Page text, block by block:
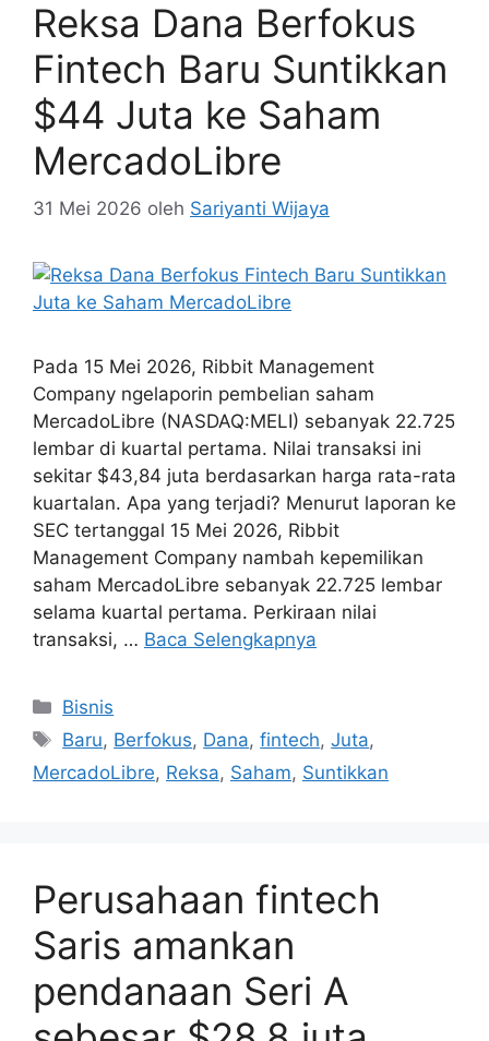
Reksa Dana Berfokus
Fintech Baru Suntikkan
$44 Juta ke Saham
MercadoLibre
31 Mei 2026 oleh Sariyanti Wijaya
Pada 15 Mei 2026, Ribbit Management
Company ngelaporin pembelian saham
MercadoLibre (NASDAQ:MELI) sebanyak 22.725
lembar di kuartal pertama. Nilai transaksi ini
sekitar $43,84 juta berdasarkan harga rata-rata
kuartalan. Apa yang terjadi? Menurut laporan ke
SEC tertanggal 15 Mei 2026, Ribbit
Management Company nambah kepemilikan
saham MercadoLibre sebanyak 22.725 lembar
selama kuartal pertama. Perkiraan nilai
transaksi, … Baca Selengkapnya
Kategori
Bisnis
Tag
Baru, Berfokus, Dana,fintech,Juta,
MercadoLibre, Reksa, Saham, Suntikkan
Perusahaan fintech
Saris amankan
pendanaan Seri A